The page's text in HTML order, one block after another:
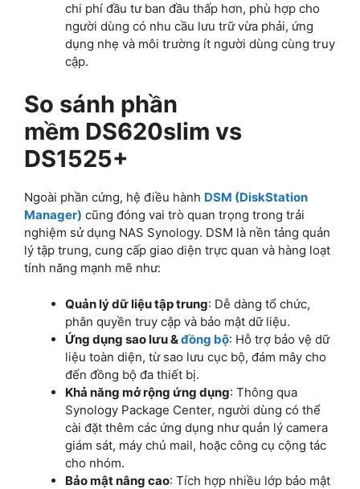
chi phí đầu tư ban đầu thấp hơn, phù hợp cho
người dùng có nhu cầu lưu trữ vừa phải, ứng
dụng nhẹ và môi trường ít người dùng cùng truy
cập.
So sánh phần
mềm DS620slim vs
DS1525+
Ngoài phần cứng, hệ điều hành DSM (DiskStation
Manager) cũng đóng vai trò quan trọng trong trải
nghiệm sử dụng NAS Synology. DSM là nền tảng quản
lý tập trung, cung cấp giao diện trực quan và hàng loạt
tính năng mạnh mẽ như:
Quản lý dữ liệu tập trung: Dễ dàng tổ chức,
phân quyền truy cập và bảo mật dữ liệu.
Ứng dụng sao lưu &đồng bộ: Hỗ trợ bảo vệ dữ
liệu toàn diện, từ sao lưu cục bộ, đám mây cho
đến đồng bộ đa thiết bị.
Khả năng mở rộng ứng dụng: Thông qua
Synology Package Center, người dùng có thể
cài đặt thêm các ứng dụng như quản lý camera
giám sát, máy chủ mail, hoặc công cụ cộng tác
cho nhóm.
Bảo mật nâng cao: Tích hợp nhiều lớp bảo mật